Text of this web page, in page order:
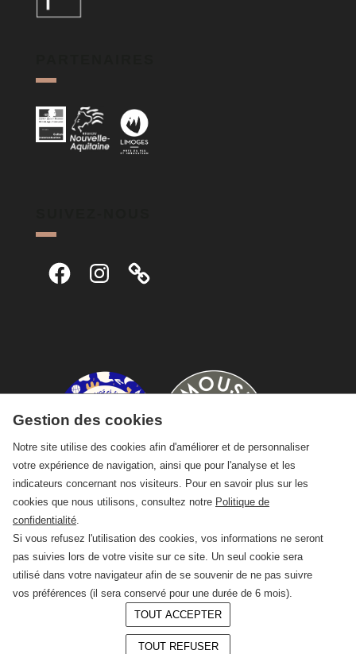
FacebookInstagram
© 2026 —CRAFT Limoges
Gestion des cookies
Notre site utilise des cookies afin d'améliorer et de personnaliser
votre expérience de navigation, ainsi que pour l'analyse et les
indicateurs concernant nos visiteurs. Pour en savoir plus sur les
cookies que nous utilisons, consultez notre Politique de
confidentialité
Si vous refusez l'utilisation des cookies, vos informations ne seront
pas suivies lors de votre visite sur ce site. Un seul cookie sera
utilisé dans votre navigateur afin de se souvenir de ne pas suivre
vos préférences (il sera conservé pour une durée de 6 mois).
TOUT ACCEPTER
TOUT REFUSER